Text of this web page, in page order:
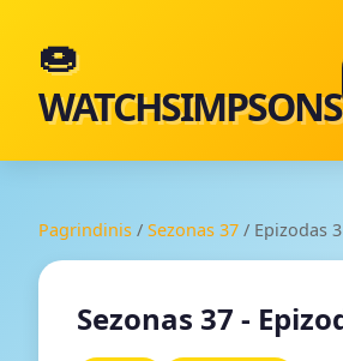
🍩
WATCHSIMPSONS
Pagrindinis / Sezonas 37 / Epizodas 3
Sezonas 37 -